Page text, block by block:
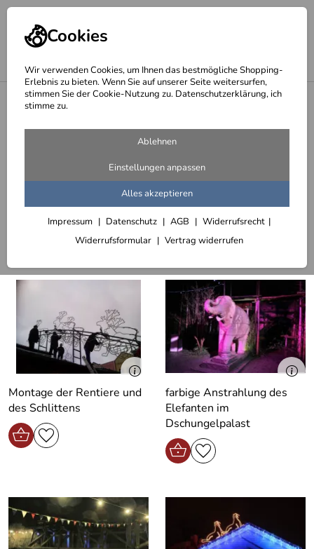
Cookies
Wir verwenden Cookies, um Ihnen das bestmögliche Shopping-
Erlebnis zu bieten. Wenn Sie auf unserer Seite weitersurfen,
stimmen Sie der Cookie-Nutzung zu. Datenschutzerklärung, ich
stimme zu.
Ablehnen
Einstellungen anpassen
Alles akzeptieren
Impressum Datenschutz AGB
Widerrufsrecht
Widerrufsformular
Vertrag widerrufen
Zoo Hannover
Seite 3 - Winter-Zoo 2005 bis 2013
Winter-Zoo 2005 Winter-Zoo 2006 Winter-
Sortieren
Montage der Rentiere und
des Schlittens
farbige Anstrahlung des
Elefanten im
Dschungelpalast